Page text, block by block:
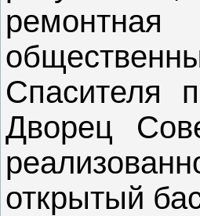
Спасителя
Дворец
открытый